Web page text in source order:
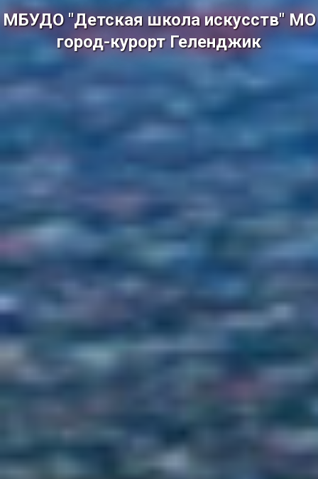
МБУДО "Детская школа искусств" МО
город-курорт Геленджик